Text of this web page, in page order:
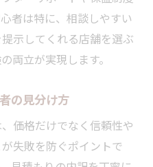
者は特に、相談しやすい
示してくれる店舗を選ぶ
両立が実現します。
の見分け方
価格だけでなく信頼性や
失敗を防ぐポイントで